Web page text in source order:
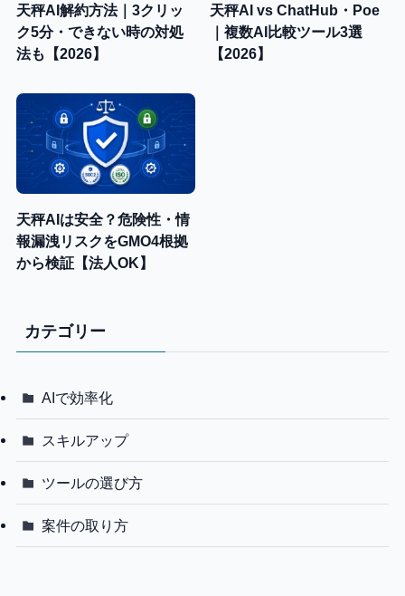
天秤AI解約方法｜3クリッ
ク5分・できない時の対処
法も【2026】
天秤AI vs ChatHub・Poe
｜複数AI比較ツール3選
【2026】
天秤AIは安全？危険性・情
報漏洩リスクをGMO4根拠
から検証【法人OK】
カテゴリー
AIで効率化
スキルアップ
ツールの選び方
案件の取り方